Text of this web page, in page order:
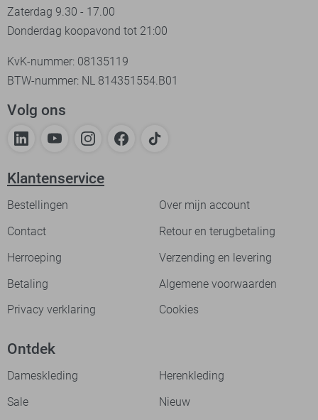
Zaterdag 9.30 - 17.00
Donderdag koopavond tot 21:00
KvK-nummer: 08135119
BTW-nummer: NL 814351554.B01
Volg ons
Klantenservice
Bestellingen
Over mijn account
Contact
Retour en terugbetaling
Herroeping
Verzending en levering
Betaling
Algemene voorwaarden
Privacy verklaring
Cookies
Ontdek
Dameskleding
Herenkleding
Sale
Nieuw